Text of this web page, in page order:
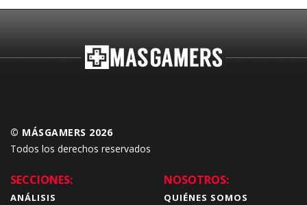
© MÁSGAMERS 2026
Todos los derechos reservados
SECCIONES:
ANÁLISIS
NOSOTROS:
QUIÉNES SOMOS